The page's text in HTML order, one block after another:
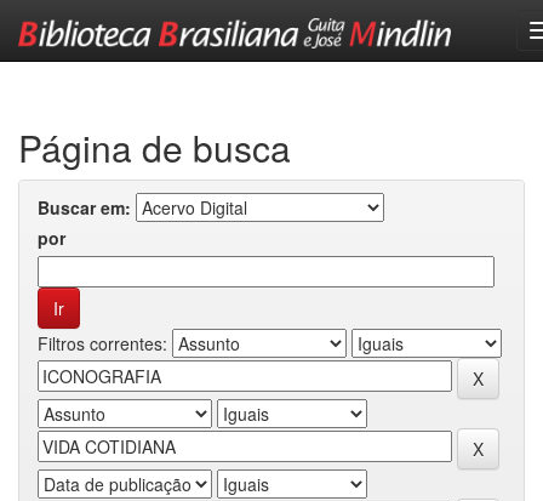
Página de busca
Buscar em:
por
Filtros correntes: